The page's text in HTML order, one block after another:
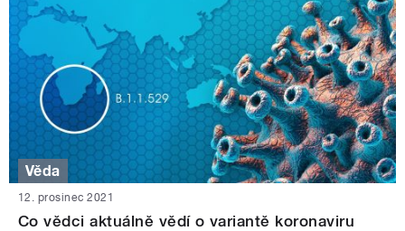
Věda
12. prosinec 2021
Co vědci aktuálně vědí o variantě koronaviru